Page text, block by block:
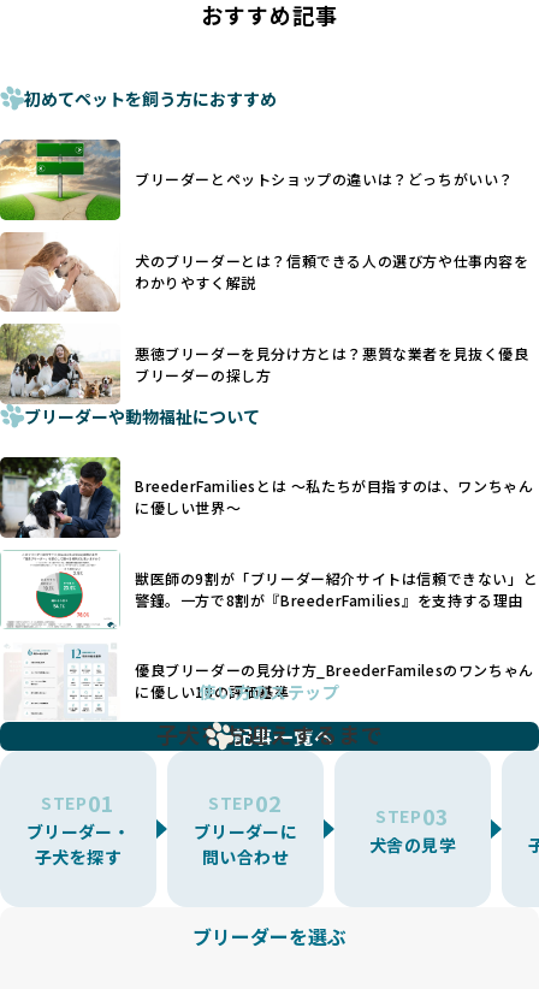
ものに過ぎず、ワンちゃんの心身の福祉やブリーダーの責任
少なくなく、消費者にとって選択の判断が難しい現状があり
さらに、書類審査のみで掲載が許可されるサイトが多く、実
際の飼育環境やブリーダーの姿勢が見えにくい点も課題で
す。こうしたサイトでは、ブリーダーが記載する情報が主で
あり、実際の現場や日々のケアの状況がわからないため、営
利優先の「悪徳ブリーダー」が含まれるリスクが高まりま
す。
BreederFamiliesでは、ワンちゃんを大切にする「優良ブリ
ーダー」のみを紹介するために、法令を超えた独自の基準を
設け、ブリーダーの理念や飼育環境の厳格なチェックを行っ
ています。
一部の営利優先のブリーディングでは、母犬の出産負担を考
えずに大量繁殖が行われ、親犬が心身ともに疲弊するケース
が見られます。さらに、コストカットのために食事を減らし
たり、栄養のない食事を与える、適切な健康管理が行われな
いなど、ワンちゃんの健康と福祉が犠牲にされることも少な
くありません。
また、健康リスクが予測しづらいミックス犬の繁殖や、愛情
が行き届かない多頭飼育等も問題です。これらのブリーディ
ング手法は、ワンちゃんの福祉を無視し、利益のみを追求す
るブリーダーによるものが多く、消費者にとっても深刻な課
題となっています。
BreederFamiliesでは、こうしたワンちゃんに優しくないブ
リーディングをなくすため、すべてのワンちゃんを家族のよ
うに大切に飼育・繁殖を行っている「優良ブリーダー」のみ
BreederFamiliesでは、アニマルウェルフェアを最優先に考
えた6つの絶対基準と12の総合基準を設定しています。これに
ことを徹底しています。
BreederFamiliesでは、以下の6項目を必須条件とし、これら
これは痛みを伴う処置で、ワンちゃんの身体的な負担が大き
手段でもあるため、切断されることで他の犬や人間との意思
ヨーロッパ諸国ではこうした処置が禁止されている一方で、
日本ではいまだ行われる場合があります。
優良ブリーダーは動物福祉を優先し、ワンちゃんの自然な姿
を大切にするため断尾・断耳を行いません。
一方、営利優先ブリーダーでは「見た目が良く売れやすい」
ことを理由に断尾や断耳を行うことがあり、中には麻酔なし
で処置するケースも見受けられます。
「耳やしっぽを切らない」詳細はこちら
犬種ごとに異なる健康リスクや育て方のポイントを理解し、
適切に対応するためには、深い知識と豊富な経験が欠かせま
せん。現在、犬種は200種類以上あり、それぞれに特有の健康
たとえば、パグは呼吸器系のトラブルを抱えやすく、ラブラ
ドール・レトリバーには股関節形成不全への注意が必要で
す。このような犬種ごとの違いを熟知し、適切なケアを提供
できるかどうかは、ブリーダーの専門性に大きく関わりま
す。
優良ブリーダーは、少数の犬種（一般的に3種以内）に絞って
繁殖を行い、各犬種の特徴を熟知しています。これにより、
犬種ごとの健康管理や繁殖において質の高いケアを提供する
ことが可能です。
一方、営利優先ブリーダーは流行や需要に応じて扱う犬種を
増やす傾向があり、犬種ごとに異なる健康問題や適切な育成
環境を十分に考慮しない場合があります。こうしたブリーダ
たりストレスを抱えたりするリスクが高まります。
「少数の犬種に集中」の詳細はこちら
すが、無計画な交配には健康リスクが伴います。異なる犬種
の特徴を持つことで予測しにくい健康問題が発生する可能性
が高く、診断や治療も複雑化する場合があります。また、ミ
おすすめ記事
初めてペットを飼う方におすすめ
ブリーダーとペットショップの違いは？どっちがいい？
犬のブリーダーとは？信頼できる人の選び方や仕事内容を
わかりやすく解説
悪徳ブリーダーを見分け方とは？悪質な業者を見抜く優良
ブリーダーの探し方
ブリーダーや動物福祉について
BreederFamiliesとは 〜私たちが目指すのは、ワンちゃん
に優しい世界〜
獣医師の9割が「ブリーダー紹介サイトは信頼できない」と
警鐘。一方で8割が『BreederFamilies』を支持する理由
優良ブリーダーの見分け方_BreederFamilesのワンちゃん
に優しい18の評価基準
記事一覧へ
使い方のステップ
子犬をお迎えするまで
STEP01
ブリーダー・
子犬を探す
STEP02
ブリーダーに
問い合わせ
STEP03
犬舎の見学
ブリーダーを選ぶ